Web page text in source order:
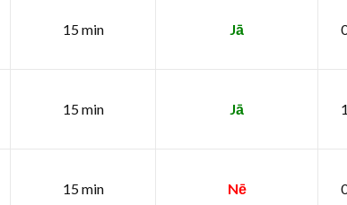
15 min Jā
15 min Jā
15 min Nē